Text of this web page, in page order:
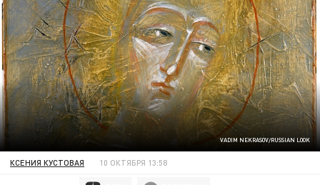
VADIM NEKRASOV/RUSSIAN LOOK
КСЕНИЯ КУСТОВАЯ 10 ОКТЯБРЯ 13:58